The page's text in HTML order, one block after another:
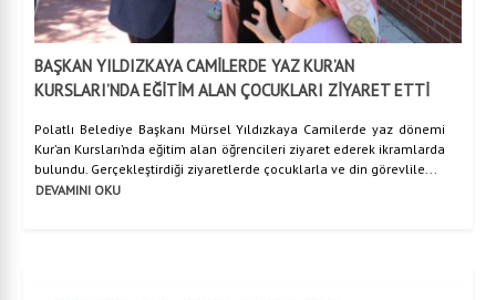
BAŞKAN YILDIZKAYA CAMİLERDE YAZ KUR’AN
KURSLARI’NDA EĞİTİM ALAN ÇOCUKLARI ZİYARET ETTİ
Polatlı Belediye Başkanı Mürsel Yıldızkaya Camilerde yaz dönemi
Kur’an Kursları’nda eğitim alan öğrencileri ziyaret ederek ikramlarda
bulundu. Gerçekleştirdiği ziyaretlerde çocuklarla ve din görevlile...
DEVAMINI OKU